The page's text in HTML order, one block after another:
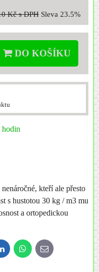
Kč s DPH Sleva 23.5%
DO KOŠÍKU
hodin
kteří ale přesto
s hustotou 30 kg / m3 mu
a ortopedickou
LinkedInWhatsApp
E-
mail